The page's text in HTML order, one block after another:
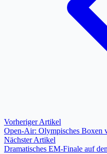
Vorheriger Artikel
Open-Air: Olympisches Boxen
Nächster Artikel
Dramatisches EM-Finale auf